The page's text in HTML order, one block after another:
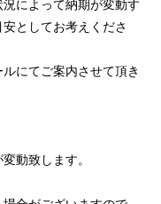
によって納期が変動す
としてお考えくださ
にてご案内させて頂き
動致します。